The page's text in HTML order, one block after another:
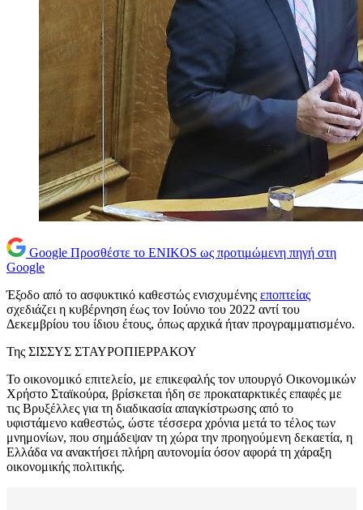
Google Προσθέστε το ENIKOS ως προτιμώμενη πηγή στη
Google
Έξοδο από το ασφυκτικό καθεστώς ενισχυμένης εποπτείας
σχεδιάζει η κυβέρνηση έως τον Ιούνιο του 2022 αντί του
Δεκεμβρίου του ίδιου έτους, όπως αρχικά ήταν προγραμματισμένο.
Της ΣΙΣΣΥΣ ΣΤΑΥΡΟΠΙΕΡΡΑΚΟΥ
Το οικονομικό επιτελείο, με επικεφαλής τον υπουργό Οικονομικών
Χρήστο Σταϊκούρα, βρίσκεται ήδη σε προκαταρκτικές επαφές με
τις Βρυξέλλες για τη διαδικασία απαγκίστρωσης από το
υφιστάμενο καθεστώς, ώστε τέσσερα χρόνια μετά το τέλος των
μνημονίων, που σημάδεψαν τη χώρα την προηγούμενη δεκαετία, η
Ελλάδα να ανακτήσει πλήρη αυτονομία όσον αφορά τη χάραξη
οικονομικής πολιτικής.